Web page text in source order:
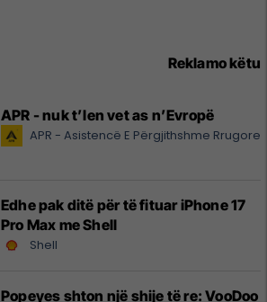
Reklamo këtu
APR - nuk t’len vet as n’Evropë
APR - Asistencë E Përgjithshme Rrugore
Edhe pak ditë për të fituar iPhone 17
Pro Max me Shell
Shell
Popeyes shton një shije të re: VooDoo